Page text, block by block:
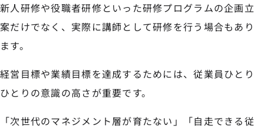
新人研修や役職者研修といった研修プログラムの企画立
案だけでなく、実際に講師として研修を行う場合もあり
ます。
経営目標や業績目標を達成するためには、従業員ひとり
ひとりの意識の高さが重要です。
「次世代のマネジメント層が育たない」「自走できる従